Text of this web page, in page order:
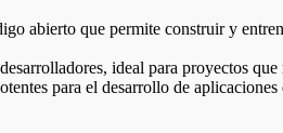
abierto que permite construir y
ideal para proyectos
para el desarrollo de